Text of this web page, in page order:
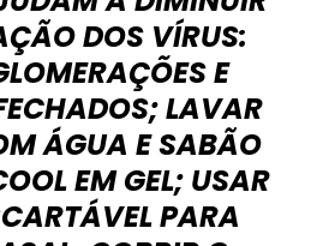
DOS VÍRUS:
E
LAVAR
ÁGUA E SABÃO
EM GEL; USAR
PARA